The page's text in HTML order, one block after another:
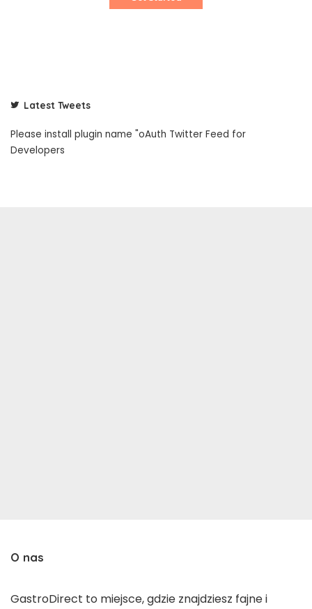
Latest Tweets
Please install plugin name "oAuth Twitter Feed for
Developers
O nas
GastroDirect to miejsce, gdzie znajdziesz fajne i